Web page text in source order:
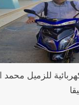
للزميل محمد